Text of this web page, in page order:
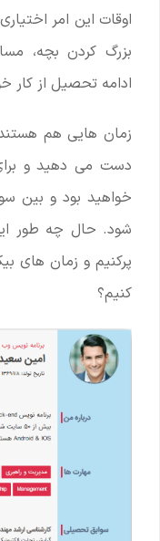
اوقات این امر
بزرگ کردن بچه،
ادامه تحصیل از کار
زمان هایی هم
دست می دهید و برای
خواهید بود و بین
شود. حال چه طور
پرکنیم و زمان های
کنیم؟